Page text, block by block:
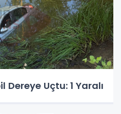
Uçtu: 1 Yaralı